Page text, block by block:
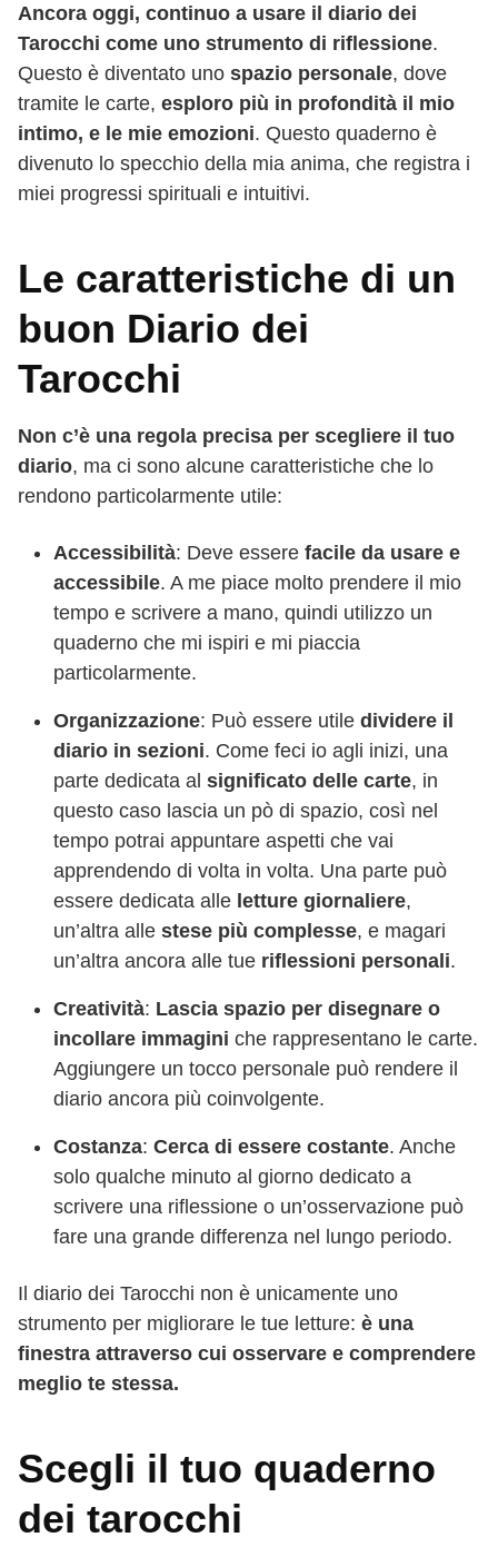
Ancora oggi, continuo a usare il diario dei
Tarocchi come uno strumento di riflessione.
Questo è diventato uno spazio personale, dove
tramite le carte, esploro più in profondità il mio
intimo, e le mie emozioni. Questo quaderno è
divenuto lo specchio della mia anima, che registra i
miei progressi spirituali e intuitivi.
Le caratteristiche di un
buon Diario dei
Tarocchi
Non c’è una regola precisa per scegliere il tuo
diario, ma ci sono alcune caratteristiche che lo
rendono particolarmente utile:
Accessibilità: Deve essere facile da usare e
accessibile. A me piace molto prendere il mio
tempo e scrivere a mano, quindi utilizzo un
quaderno che mi ispiri e mi piaccia
particolarmente.
Organizzazione: Può essere utile dividere il
diario in sezioni. Come feci io agli inizi, una
parte dedicata al significato delle carte, in
questo caso lascia un pò di spazio, così nel
tempo potrai appuntare aspetti che vai
apprendendo di volta in volta. Una parte può
essere dedicata alle letture giornaliere,
un’altra alle stese più complesse, e magari
un’altra ancora alle tue riflessioni personali.
Creatività: Lascia spazio per disegnare o
incollare immagini che rappresentano le carte.
Aggiungere un tocco personale può rendere il
diario ancora più coinvolgente.
Costanza: Cerca di essere costante. Anche
solo qualche minuto al giorno dedicato a
scrivere una riflessione o un’osservazione può
fare una grande differenza nel lungo periodo.
Il diario dei Tarocchi non è unicamente uno
strumento per migliorare le tue letture: è una
finestra attraverso cui osservare e comprendere
meglio te stessa.
Scegli il tuo quaderno
dei tarocchi